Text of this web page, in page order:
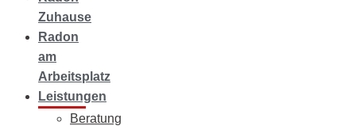
Zuhause
Radon
am
Arbeitsplatz
Leistungen
Beratung